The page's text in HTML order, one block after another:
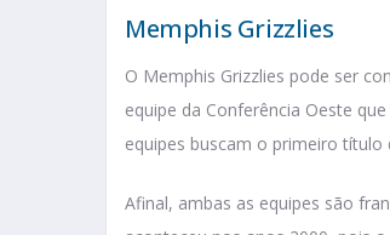
Memphis Grizzlies
O Memphis Grizzlies pode ser
equipe da Conferência Oeste
equipes buscam o primeiro título
Afinal, ambas as equipes são